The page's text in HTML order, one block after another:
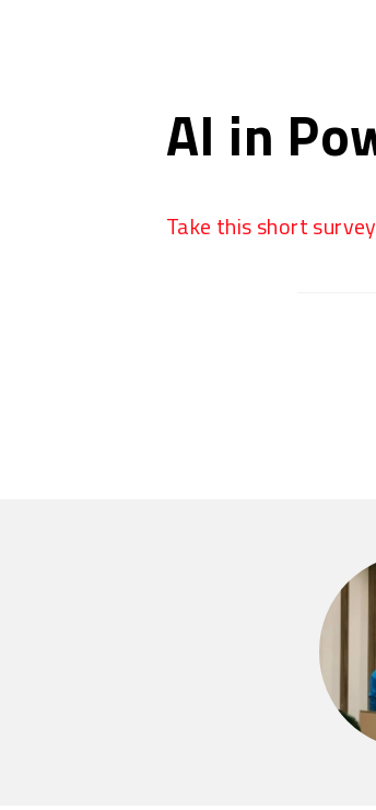
AI in
Take this short